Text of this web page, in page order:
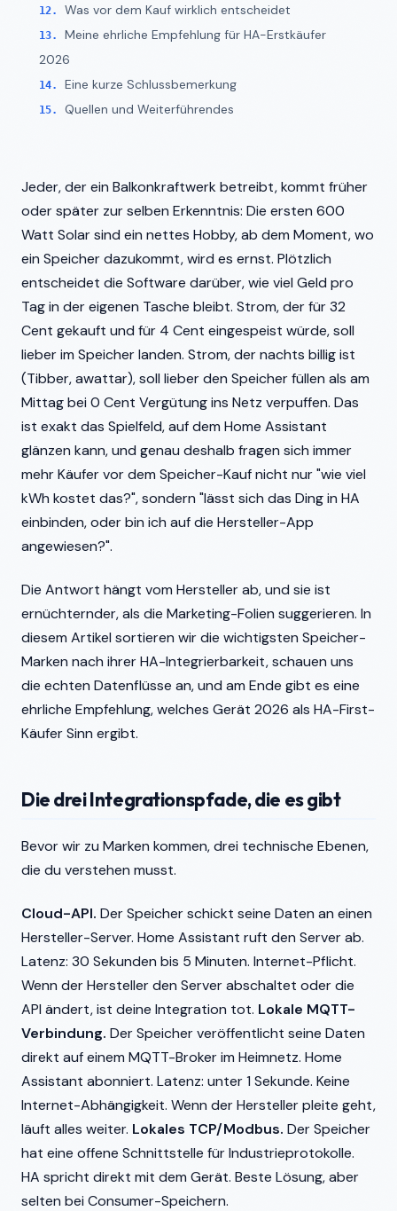
Was vor dem Kauf wirklich entscheidet
Meine ehrliche Empfehlung für HA-Erstkäufer
2026
Eine kurze Schlussbemerkung
Quellen und Weiterführendes
Jeder, der ein Balkonkraftwerk betreibt, kommt früher
oder später zur selben Erkenntnis: Die ersten 600
Watt Solar sind ein nettes Hobby, ab dem Moment, wo
ein Speicher dazukommt, wird es ernst. Plötzlich
entscheidet die Software darüber, wie viel Geld pro
Tag in der eigenen Tasche bleibt. Strom, der für 32
Cent gekauft und für 4 Cent eingespeist würde, soll
lieber im Speicher landen. Strom, der nachts billig ist
(Tibber, awattar), soll lieber den Speicher füllen als am
Mittag bei 0 Cent Vergütung ins Netz verpuffen. Das
ist exakt das Spielfeld, auf dem Home Assistant
glänzen kann, und genau deshalb fragen sich immer
mehr Käufer vor dem Speicher-Kauf nicht nur "wie viel
kWh kostet das?", sondern "lässt sich das Ding in HA
einbinden, oder bin ich auf die Hersteller-App
angewiesen?".
Die Antwort hängt vom Hersteller ab, und sie ist
ernüchternder, als die Marketing-Folien suggerieren. In
diesem Artikel sortieren wir die wichtigsten Speicher-
Marken nach ihrer HA-Integrierbarkeit, schauen uns
die echten Datenflüsse an, und am Ende gibt es eine
ehrliche Empfehlung, welches Gerät 2026 als HA-First-
Käufer Sinn ergibt.
Die drei Integrationspfade, die es gibt
Bevor wir zu Marken kommen, drei technische Ebenen,
die du verstehen musst.
Cloud-API. Der Speicher schickt seine Daten an einen
Hersteller-Server. Home Assistant ruft den Server ab.
Latenz: 30 Sekunden bis 5 Minuten. Internet-Pflicht.
Wenn der Hersteller den Server abschaltet oder die
API ändert, ist deine Integration tot. Lokale MQTT-
Verbindung. Der Speicher veröffentlicht seine Daten
direkt auf einem MQTT-Broker im Heimnetz. Home
Assistant abonniert. Latenz: unter 1 Sekunde. Keine
Internet-Abhängigkeit. Wenn der Hersteller pleite geht,
läuft alles weiter. Lokales TCP/Modbus. Der Speicher
hat eine offene Schnittstelle für Industrieprotokolle.
HA spricht direkt mit dem Gerät. Beste Lösung, aber
selten bei Consumer-Speichern.